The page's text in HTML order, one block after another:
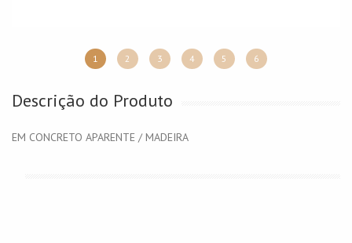
1 2 3 4 5 6
Descrição do Produto
EM CONCRETO APARENTE / MADEIRA